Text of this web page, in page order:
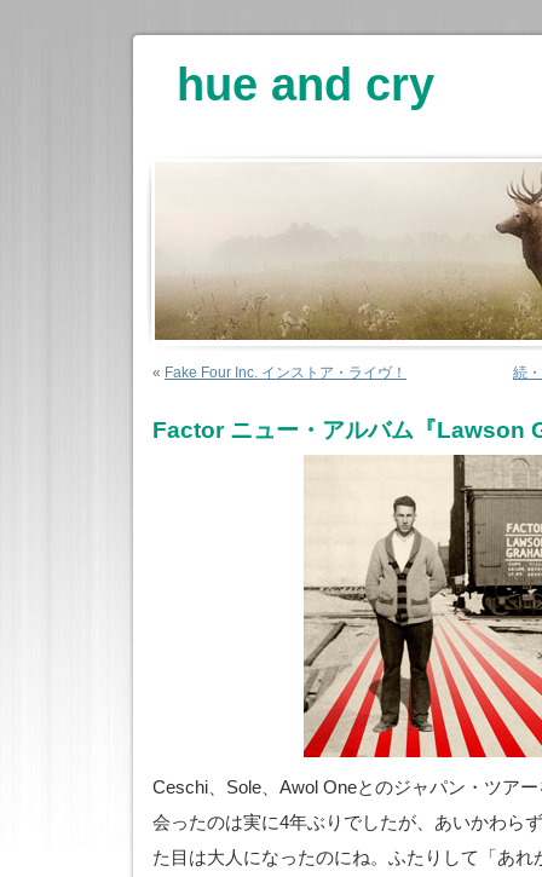
hue and cry
« Fake Four Inc. インストア・ライヴ！ 続
Factor ニュー・アルバム『Lawson
Ceschi、Sole、Awol Oneとのジャパン・ツア
会ったのは実に4年ぶりでしたが、あいかわら
た目は大人になったのにね。ふたりして「あれ